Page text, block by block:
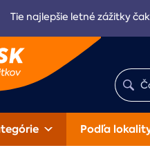
Tie najlepšie letné zážitky
Podľa